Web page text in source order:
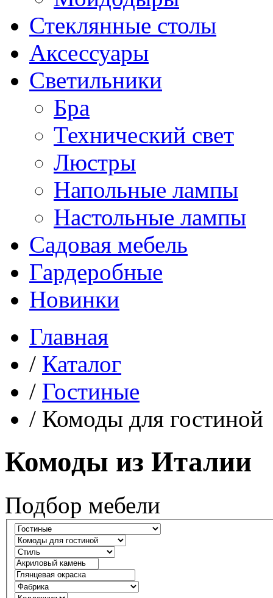
Стеклянные столы
Аксессуары
Светильники
Бра
Технический свет
Люстры
Напольные лампы
Настольные лампы
Садовая мебель
Гардеробные
Новинки
Главная
/ Каталог
/ Гостиные
/ Комоды для гостиной
Комоды из Италии
Подбор мебели